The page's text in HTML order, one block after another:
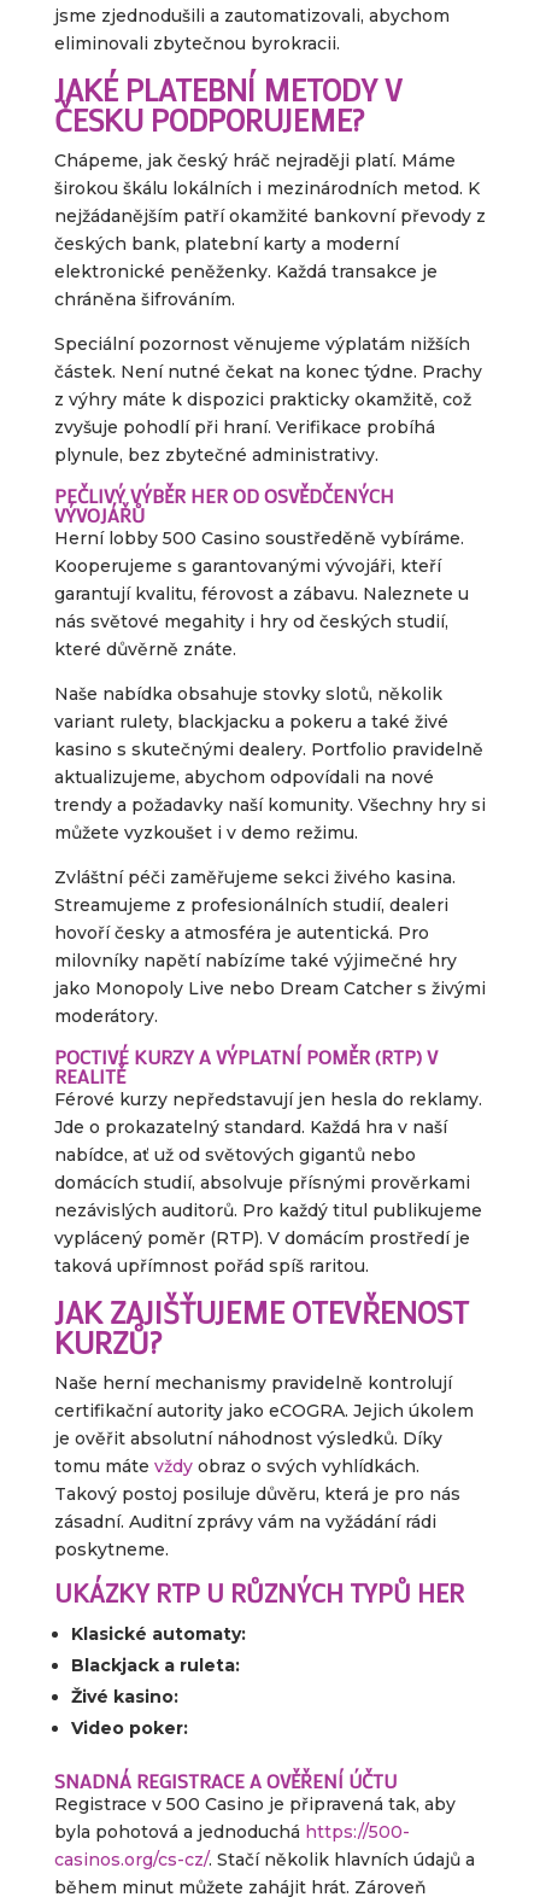
jsme zjednodušili a zautomatizovali, abychom
eliminovali zbytečnou byrokracii.
JAKÉ PLATEBNÍ METODY V
ČESKU PODPORUJEME?
Chápeme, jak český hráč nejraději platí. Máme
širokou škálu lokálních i mezinárodních metod. K
nejžádanějším patří okamžité bankovní převody z
českých bank, platební karty a moderní
elektronické peněženky. Každá transakce je
chráněna šifrováním.
Speciální pozornost věnujeme výplatám nižších
částek. Není nutné čekat na konec týdne. Prachy
z výhry máte k dispozici prakticky okamžitě, což
zvyšuje pohodlí při hraní. Verifikace probíhá
plynule, bez zbytečné administrativy.
PEČLIVÝ VÝBĚR HER OD OSVĚDČENÝCH
VÝVOJÁŘŮ
Herní lobby 500 Casino soustředěně vybíráme.
Kooperujeme s garantovanými vývojáři, kteří
garantují kvalitu, férovost a zábavu. Naleznete u
nás světové megahity i hry od českých studií,
které důvěrně znáte.
Naše nabídka obsahuje stovky slotů, několik
variant rulety, blackjacku a pokeru a také živé
kasino s skutečnými dealery. Portfolio pravidelně
aktualizujeme, abychom odpovídali na nové
trendy a požadavky naší komunity. Všechny hry si
můžete vyzkoušet i v demo režimu.
Zvláštní péči zaměřujeme sekci živého kasina.
Streamujeme z profesionálních studií, dealeri
hovoří česky a atmosféra je autentická. Pro
milovníky napětí nabízíme také výjimečné hry
jako Monopoly Live nebo Dream Catcher s živými
moderátory.
POCTIVÉ KURZY A VÝPLATNÍ POMĚR (RTP) V
REALITĚ
Férové kurzy nepředstavují jen hesla do reklamy.
Jde o prokazatelný standard. Každá hra v naší
nabídce, ať už od světových gigantů nebo
domácích studií, absolvuje přísnými prověrkami
nezávislých auditorů. Pro každý titul publikujeme
vyplácený poměr (RTP). V domácím prostředí je
taková upřímnost pořád spíš raritou.
JAK ZAJIŠŤUJEME OTEVŘENOST
KURZŮ?
Naše herní mechanismy pravidelně kontrolují
certifikační autority jako eCOGRA. Jejich úkolem
je ověřit absolutní náhodnost výsledků. Díky
tomu máte vždyobraz o svých vyhlídkách.
Takový postoj posiluje důvěru, která je pro nás
zásadní. Auditní zprávy vám na vyžádání rádi
poskytneme.
UKÁZKY RTP U RŮZNÝCH TYPŮ HER
Klasické automaty:
Blackjack a ruleta:
Živé kasino:
Video poker:
SNADNÁ REGISTRACE A OVĚŘENÍ ÚČTU
Registrace v 500 Casino je připravená tak, aby
byla pohotová a jednoduchá https://500-
casinos.org/cs-cz/. Stačí několik hlavních údajů a
během minut můžete zahájit hrát. Zároveň